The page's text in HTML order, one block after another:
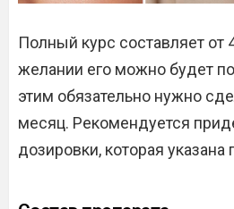
Полный курс составляет от
желании его можно будет
этим обязательно нужно
месяц. Рекомендуется
дозировки, которая